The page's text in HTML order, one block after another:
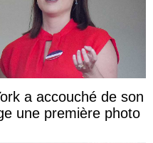
a accouché de son
une première photo